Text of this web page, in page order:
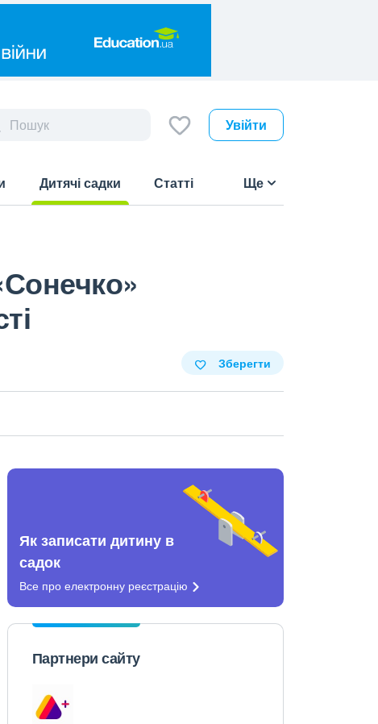
Увійти
Дитячі садки
Статті Ще
Зберегти
Як записати дитину в
садок
Все про електронну реєстрацію
Партнери сайту